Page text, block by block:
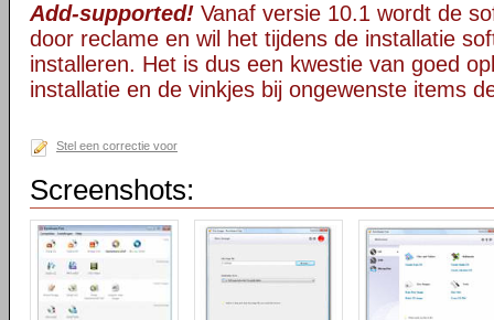
Add-supported! Vanaf versie 10.1 wordt de
door reclame en wil het tijdens de installatie
installeren. Het is dus een kwestie van goed
installatie en de vinkjes bij ongewenste items
Stel een correctie voor
Screenshots: